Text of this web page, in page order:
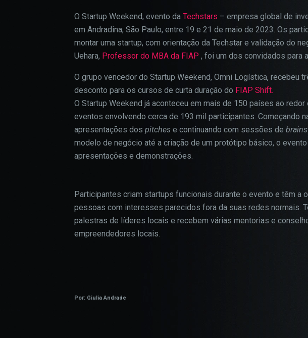
O Startup Weekend, evento da Techstars – empresa global de
em Andradina, São Paulo, entre 19 e 21 de maio de 2023. Os
montar uma startup, com orientação da Techstar e validação do
Uehara, Professor do MBA da FIAP , foi um dos convidados para
O grupo vencedor do Startup Weekend, Omni Logística, recebeu
desconto para os cursos de curta duração do FIAP Shift.
O Startup Weekend já aconteceu em mais de 150 países ao redor
eventos envolvendo cerca de 193 mil participantes. Começando
apresentações dos pitches e continuando com sessões de
modelo de negócio até a criação de um protótipo básico, o
apresentações e demonstrações.
Participantes criam startups funcionais durante o evento e têm a
pessoas com interesses parecidos fora da suas redes normais.
palestras de líderes locais e recebem várias mentorias e
empreendedores locais.
Por: Giulia Andrade